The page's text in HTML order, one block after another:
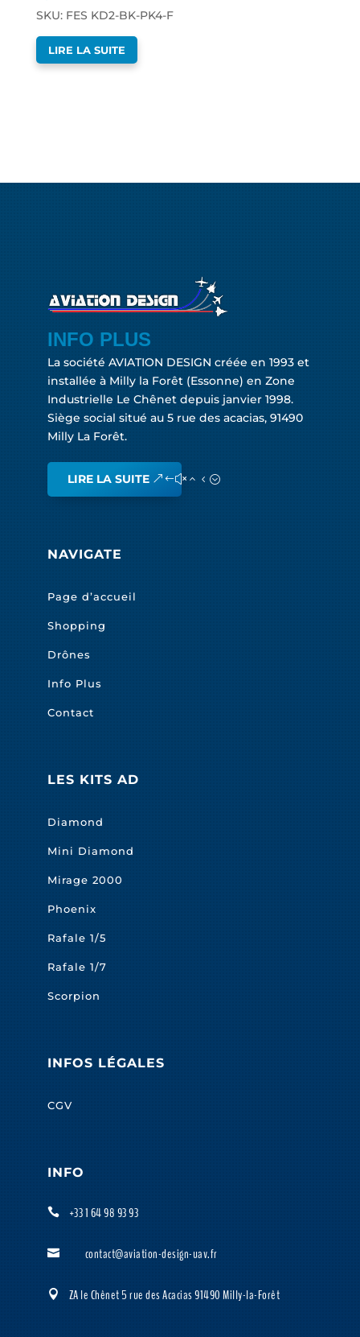
SKU: FES KD2-BK-PK4-F
LIRE LA SUITE
INFO PLUS
La société AVIATION DESIGN créée en 1993 et
installée à Milly la Forêt (Essonne) en Zone
Industrielle Le Chênet depuis janvier 1998.
Siège social situé au 5 rue des acacias, 91490
Milly La Forêt.
LIRE LA SUITE
NAVIGATE
Page d’accueil
Shopping
Drônes
Info Plus
Contact
LES KITS AD
Diamond
Mini Diamond
Mirage 2000
Phoenix
Rafale 1/5
Rafale 1/7
Scorpion
INFOS LÉGALES
CGV
INFO
 +33 1 64 98 93 93
 contact@aviation-design-uav.fr
 ZA le Chênet 5 rue des Acacias 91490 Milly-la-Forêt